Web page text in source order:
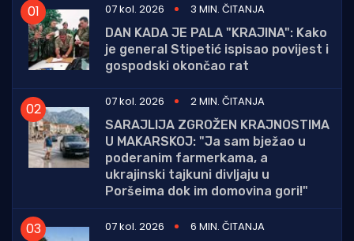
07 kol. 2026
3 MIN. ČITANJA
DAN KADA JE PALA "KRAJINA": Kako
je general Stipetić ispisao povijest i
gospodski okončao rat
07 kol. 2026
2 MIN. ČITANJA
SARAJLIJA ZGROŽEN KRAJNOSTIMA
U MAKARSKOJ: "Ja sam bježao u
poderanim farmerkama, a
ukrajinski tajkuni divljaju u
Poršeima dok im domovina gori!"
07 kol. 2026
6 MIN. ČITANJA